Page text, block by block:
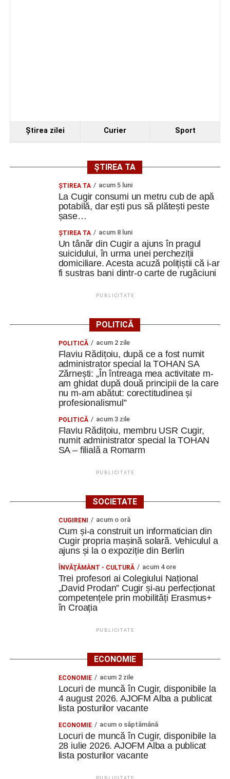
Ştirea zilei Curier Sport
ȘTIREA TA
ȘTIREA TA acum 5 luni
La Cugir consumi un metru cub de apă
potabilă, dar ești pus să plătești peste
șase…
ȘTIREA TA acum 8 luni
Un tânăr din Cugir a ajuns în pragul
suicidului, în urma unei percheziții
domiciliare. Acesta acuză polițiștii că i-ar
fi sustras bani dintr-o carte de rugăciuni
PUBLICITATE
POLITICĂ
POLITICĂ acum 2 zile
Flaviu Rădițoiu, după ce a fost numit
administrator special la TOHAN SA
Zărnești: „În întreaga mea activitate m-
am ghidat după două principii de la care
nu m-am abătut: corectitudinea și
profesionalismul”
POLITICĂ acum 3 zile
Flaviu Rădițoiu, membru USR Cugir,
numit administrator special la TOHAN
SA – filială a Romarm
PUBLICITATE
SOCIETATE
CUGIRENI acum o oră
Cum și-a construit un informatician din
Cugir propria mașină solară. Vehiculul a
ajuns și la o expoziție din Berlin
ÎNVĂŢĂMÂNT - CULTURĂ acum 4 ore
Trei profesori ai Colegiului Național
„David Prodan” Cugir și-au perfecționat
competențele prin mobilități Erasmus+
în Croația
PUBLICITATE
ECONOMIE
ECONOMIE acum 2 zile
Locuri de muncă în Cugir, disponibile la
4 august 2026. AJOFM Alba a publicat
lista posturilor vacante
ECONOMIE acum o săptămână
Locuri de muncă în Cugir, disponibile la
28 iulie 2026. AJOFM Alba a publicat
lista posturilor vacante
PUBLICITATE